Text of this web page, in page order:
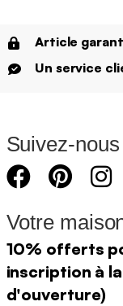
Article
Un service
Suivez-nous
Votre
10% offerts
inscription à
d'ouverture)